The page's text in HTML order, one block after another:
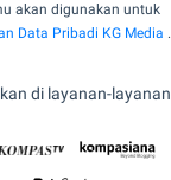
akan digunakan untuk
Data Pribadi KG Media .
di layanan-layanan